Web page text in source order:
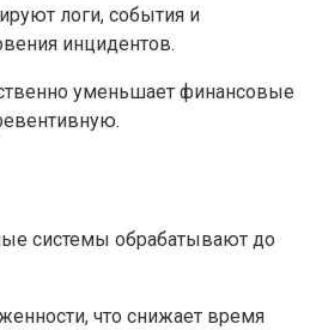
логи, события и
инцидентов.
уменьшает финансовые
системы обрабатывают до
что снижает время